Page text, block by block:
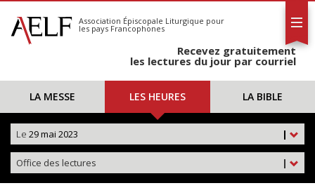
S'abonner
Calendrier
Association Épiscopale Liturgique pour
les pays Francophones
Recevez gratuitement
les lectures du jour par courriel
LA MESSE LES HEURES LA BIBLE
|
Le 29 mai 2023
|
Office des lectures